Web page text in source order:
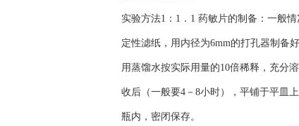
实验方法1：1．1 药敏片的制备：一般
定性滤纸，用内径为6mm的打孔器制备
用蒸馏水按实际用量的10倍稀释，充分
收后（一般要4－8小时），平铺于平皿
瓶内，密闭保存。